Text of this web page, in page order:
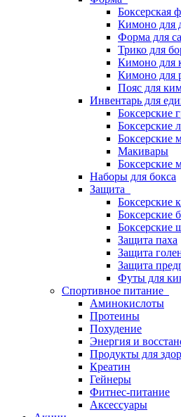
Боксерская
Кимоно для
Форма для
Трико для
Кимоно для
Кимоно для
Пояс для
Инвентарь для
Боксерские
Боксерские
Боксерские
Макивары
Боксерские
Наборы для бокса
Защита
Боксерские
Боксерские
Боксерские
Защита паха
Защита
Защита
Футы для
Спортивное питание
Аминокислоты
Протеины
Похудение
Энергия и
Продукты для
Креатин
Гейнеры
Фитнес-питание
Аксессуары